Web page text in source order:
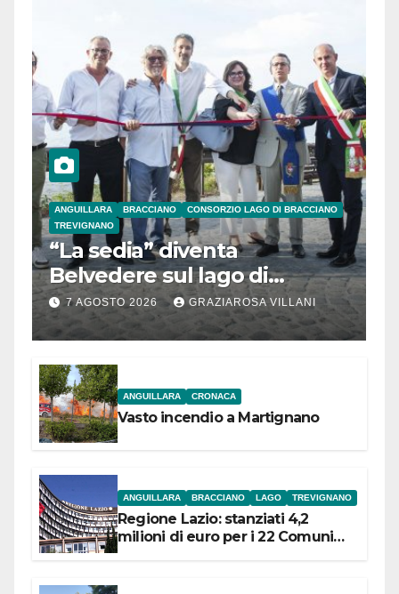
ANGUILLARA BRACCIANO
CONSORZIO LAGO DI BRACCIANO
TREVIGNANO
“La sedia” diventa
Belvedere sul lago di
Bracciano: ieri
l’inaugurazione
7 AGOSTO 2026 GRAZIAROSA VILLANI
ANGUILLARA CRONACA
Vasto incendio a Martignano
ANGUILLARA BRACCIANO LAGO TREVIGNANO
Regione Lazio: stanziati 4,2
milioni di euro per i 22 Comuni